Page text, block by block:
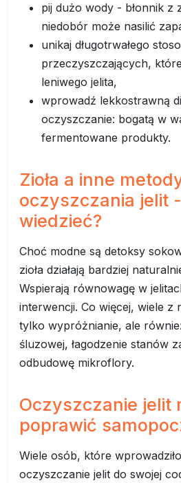
pij dużo wody - błonnik z
niedobór może nasilić
unikaj długotrwałego
przeczyszczających,
leniwego jelita,
wprowadź lekkostrawną
oczyszczanie: bogatą w
fermentowane produkty.
Zioła a inne
oczyszczania jelit
wiedzieć?
Choć modne są detoksy
zioła działają bardziej
Wspierają równowagę w
interwencji. Co więcej, wiele z
tylko wypróżnianie, ale
śluzowej, łagodzenie stanów
odbudowę mikroflory.
Oczyszczanie jelit
poprawić
Wiele osób, które
oczyszczanie jelit do swojej